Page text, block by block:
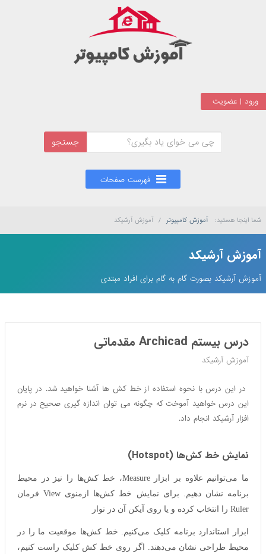
ورود | عضویت
جستجو
شما اینجا هستید: آموزش کامپیوتر / آموزش آرشیکد
آموزش آرشیکد
آموزش آرشیکد بصورت گام به گام برای افراد مبتدی
درس بیستم Archicad مقدماتی
آموزش آرشیکد
در این درس با نحوه استفاده از خط کش ها آشنا خواهید شد. در پایان
این درس خواهید آموخت که چگونه می توان اندازه گیری صحیح در نرم
افزار آرشیکد انجام داد.
نمایش خط کش‌ها (Hotspot)
ما می‌توانیم علاوه بر ابزار Measure، خط کش‌ها را نیز در محیط
برنامه نشان دهیم. برای نمایش خط کش‌ها ازمنوی View فرمان
Ruler را انتخاب کرده و یا روی آیکن آن در نوار
ابزار استاندارد برنامه کلیک می‌کنیم. خط کش‌ها موقعیت ما را در
محیط طراحی نشان می‌دهند. اگر روی خط کش کلیک راست کنیم،